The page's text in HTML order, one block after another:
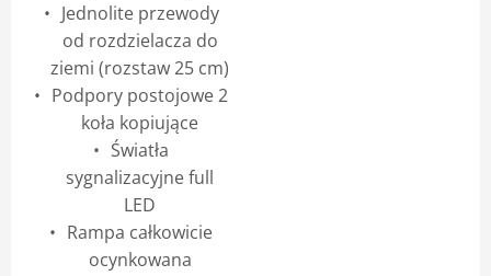
Jednolite przewody
od rozdzielacza do
ziemi (rozstaw 25 cm)
Podpory postojowe 2
koła kopiujące
Światła
sygnalizacyjne full
LED
Rampa całkowicie
ocynkowana